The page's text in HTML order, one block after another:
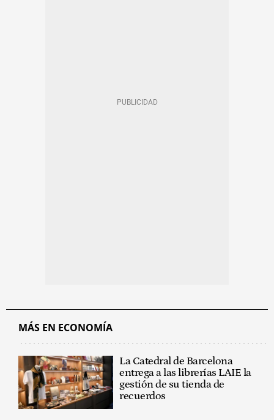
MÁS EN ECONOMÍA
La Catedral de Barcelona
entrega a las librerías LAIE la
gestión de su tienda de
recuerdos